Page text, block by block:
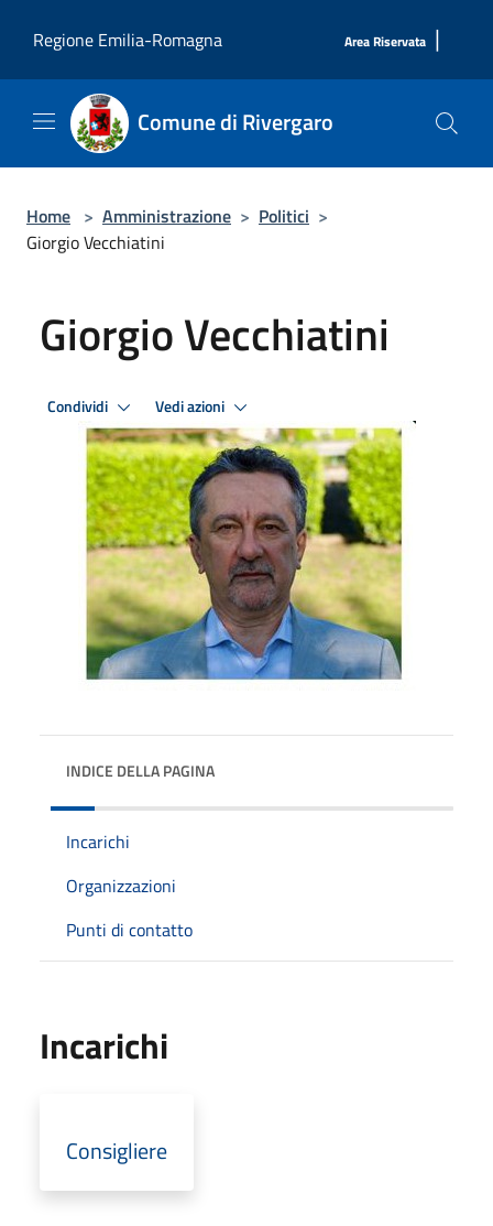
Regione Emilia-Romagna
Area Riservata |
Comune di Rivergaro
Home > Amministrazione > Politici >
Giorgio Vecchiatini
Giorgio Vecchiatini
Condividi Vedi azioni
INDICE DELLA PAGINA
Incarichi
Organizzazioni
Punti di contatto
Incarichi
Consigliere